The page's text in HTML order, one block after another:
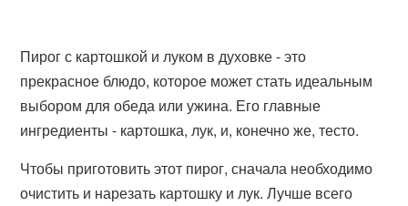
Пирог с картошкой и луком в духовке - это
прекрасное блюдо, которое может стать идеальным
выбором для обеда или ужина. Его главные
ингредиенты - картошка, лук, и, конечно же, тесто.
Чтобы приготовить этот пирог, сначала необходимо
очистить и нарезать картошку и лук. Лучше всего